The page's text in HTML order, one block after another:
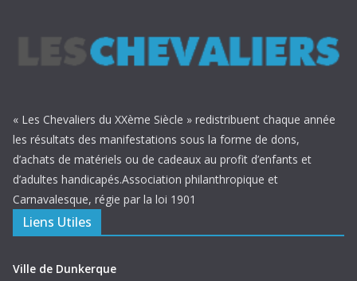
« Les Chevaliers du XXème Siècle » redistribuent chaque année
les résultats des manifestations sous la forme de dons,
d’achats de matériels ou de cadeaux au profit d’enfants et
d’adultes handicapés.Association philanthropique et
Carnavalesque, régie par la loi 1901
Liens Utiles
Ville de Dunkerque